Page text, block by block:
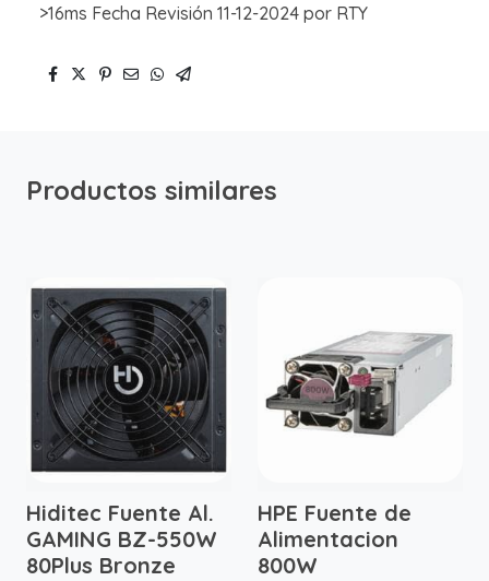
>16ms Fecha Revisión 11-12-2024 por RTY
Productos similares
Hiditec Fuente Al.
GAMING BZ-550W
80Plus Bronze
HPE Fuente de
Alimentacion
800W